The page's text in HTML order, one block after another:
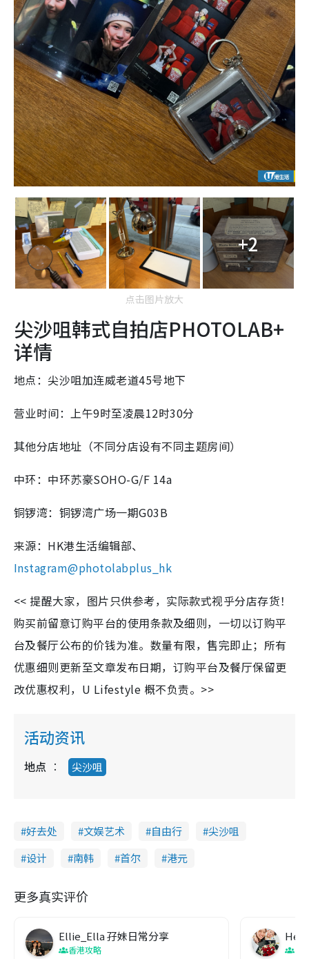
+2
点击图片放大
尖沙咀韩式自拍店PHOTOLAB+
详情
地点：尖沙咀加连威老道45号地下
营业时间：上午9时至凌晨12时30分
其他分店地址（不同分店设有不同主题房间）
中环：中环苏豪SOHO-G/F 14a
铜锣湾：铜锣湾广场一期G03B
来源： HK港生活编辑部、
Instagram@photolabplus_hk
<< 提醒大家，图片只供参考，实际款式视乎分店存货！
购买前留意订购平台的使用条款及细则，一切以订购平
台及餐厅公布的价钱为准。数量有限，售完即止；所有
优惠细则更新至文章发布日期，订购平台及餐厅保留更
改优惠权利，U Lifestyle 概不负责。>>
活动资讯
地点 尖沙咀
好去处 文娱艺术 自由行
尖沙咀
设计
南韩 首尔 港元
更多真实评价
Ellie_Ella 孖妹日常分享
香港攻略